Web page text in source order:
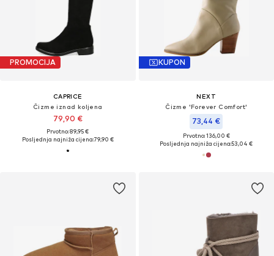
PROMOCIJA
CAPRICE
Čizme iznad koljena
79,90 €
Prvotno: 89,95 €
Posljednja najniža cijena:79,90 €
KUPON
NEXT
Čizme 'Forever Comfort'
73,44 €
Prvotno: 136,00 €
Posljednja najniža cijena:53,04 €